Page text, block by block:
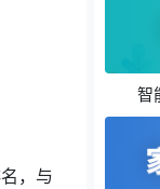
，与
智